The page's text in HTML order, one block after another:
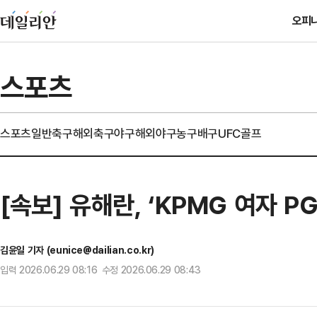
오피
스포츠
스포츠일반축구해외축구야구해외야구농구배구UFC골프
[속보] 유해란, ‘KPMG 여자
김윤일 기자 (eunice@dailian.co.kr)
입력 2026.06.29 08:16 수정 2026.06.29 08:43